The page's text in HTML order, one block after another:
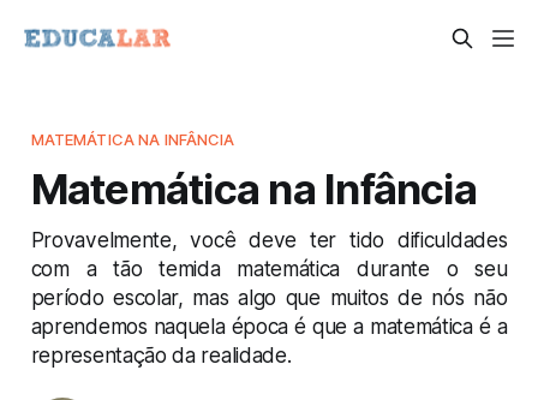
MATEMÁTICA NA INFÂNCIA
Matemática na Infância
Provavelmente, você deve ter tido dificuldades
com a tão temida matemática durante o seu
período escolar, mas algo que muitos de nós não
aprendemos naquela época é que a matemática é a
representação da realidade.